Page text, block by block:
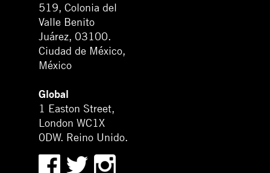
519, Colonia del
Valle Benito
Juárez, 03100.
Ciudad de México,
México
Global
1 Easton Street,
London WC1X
0DW. Reino Unido.